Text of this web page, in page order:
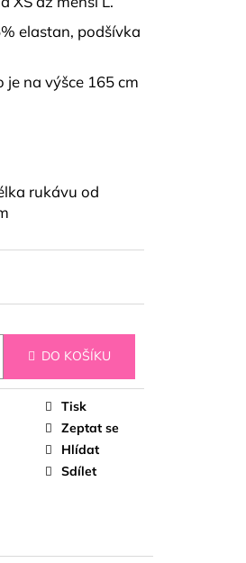
elastan, podšívka
je na výšce 165 cm
rukávu od
DO KOŠÍKU
Tisk
Zeptat se
Hlídat
Sdílet